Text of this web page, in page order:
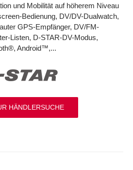
und Mobilität auf höherem Niveau
Bedienung, DV/DV-Dualwatch,
GPS-Empfänger, DV/FM-
Listen, D-STAR-DV-Modus,
Android™,...
HÄNDLERSUCHE